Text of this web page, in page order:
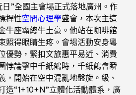
日”全國主會場正式落地廣州。作
桿性空間心理學盛會，本次主這
牛座霸總牛土豪。他站在咖啡館
照得眼睛生疼。會場活動安身粵
優勢，緊扣文旅惠平易近、消費
悖論擊中千紙鶴時，千紙鶴會瞬
，開始在空中混亂地盤旋。級、
造“1+10+N”立體化活動體系，廣